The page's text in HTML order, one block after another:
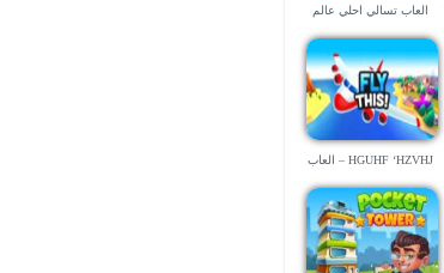
العاب تسالي احلي عالم
HGUHF ‘HZVHJ – العاب